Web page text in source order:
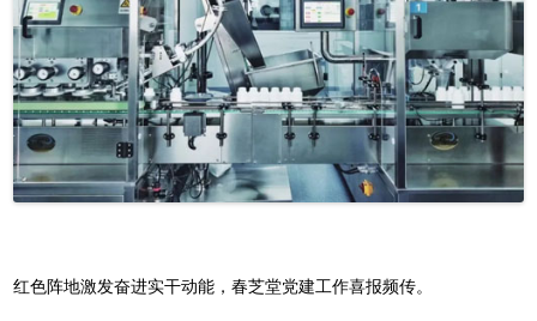
红色阵地激发奋进实干动能，春芝堂党建工作喜报频传。